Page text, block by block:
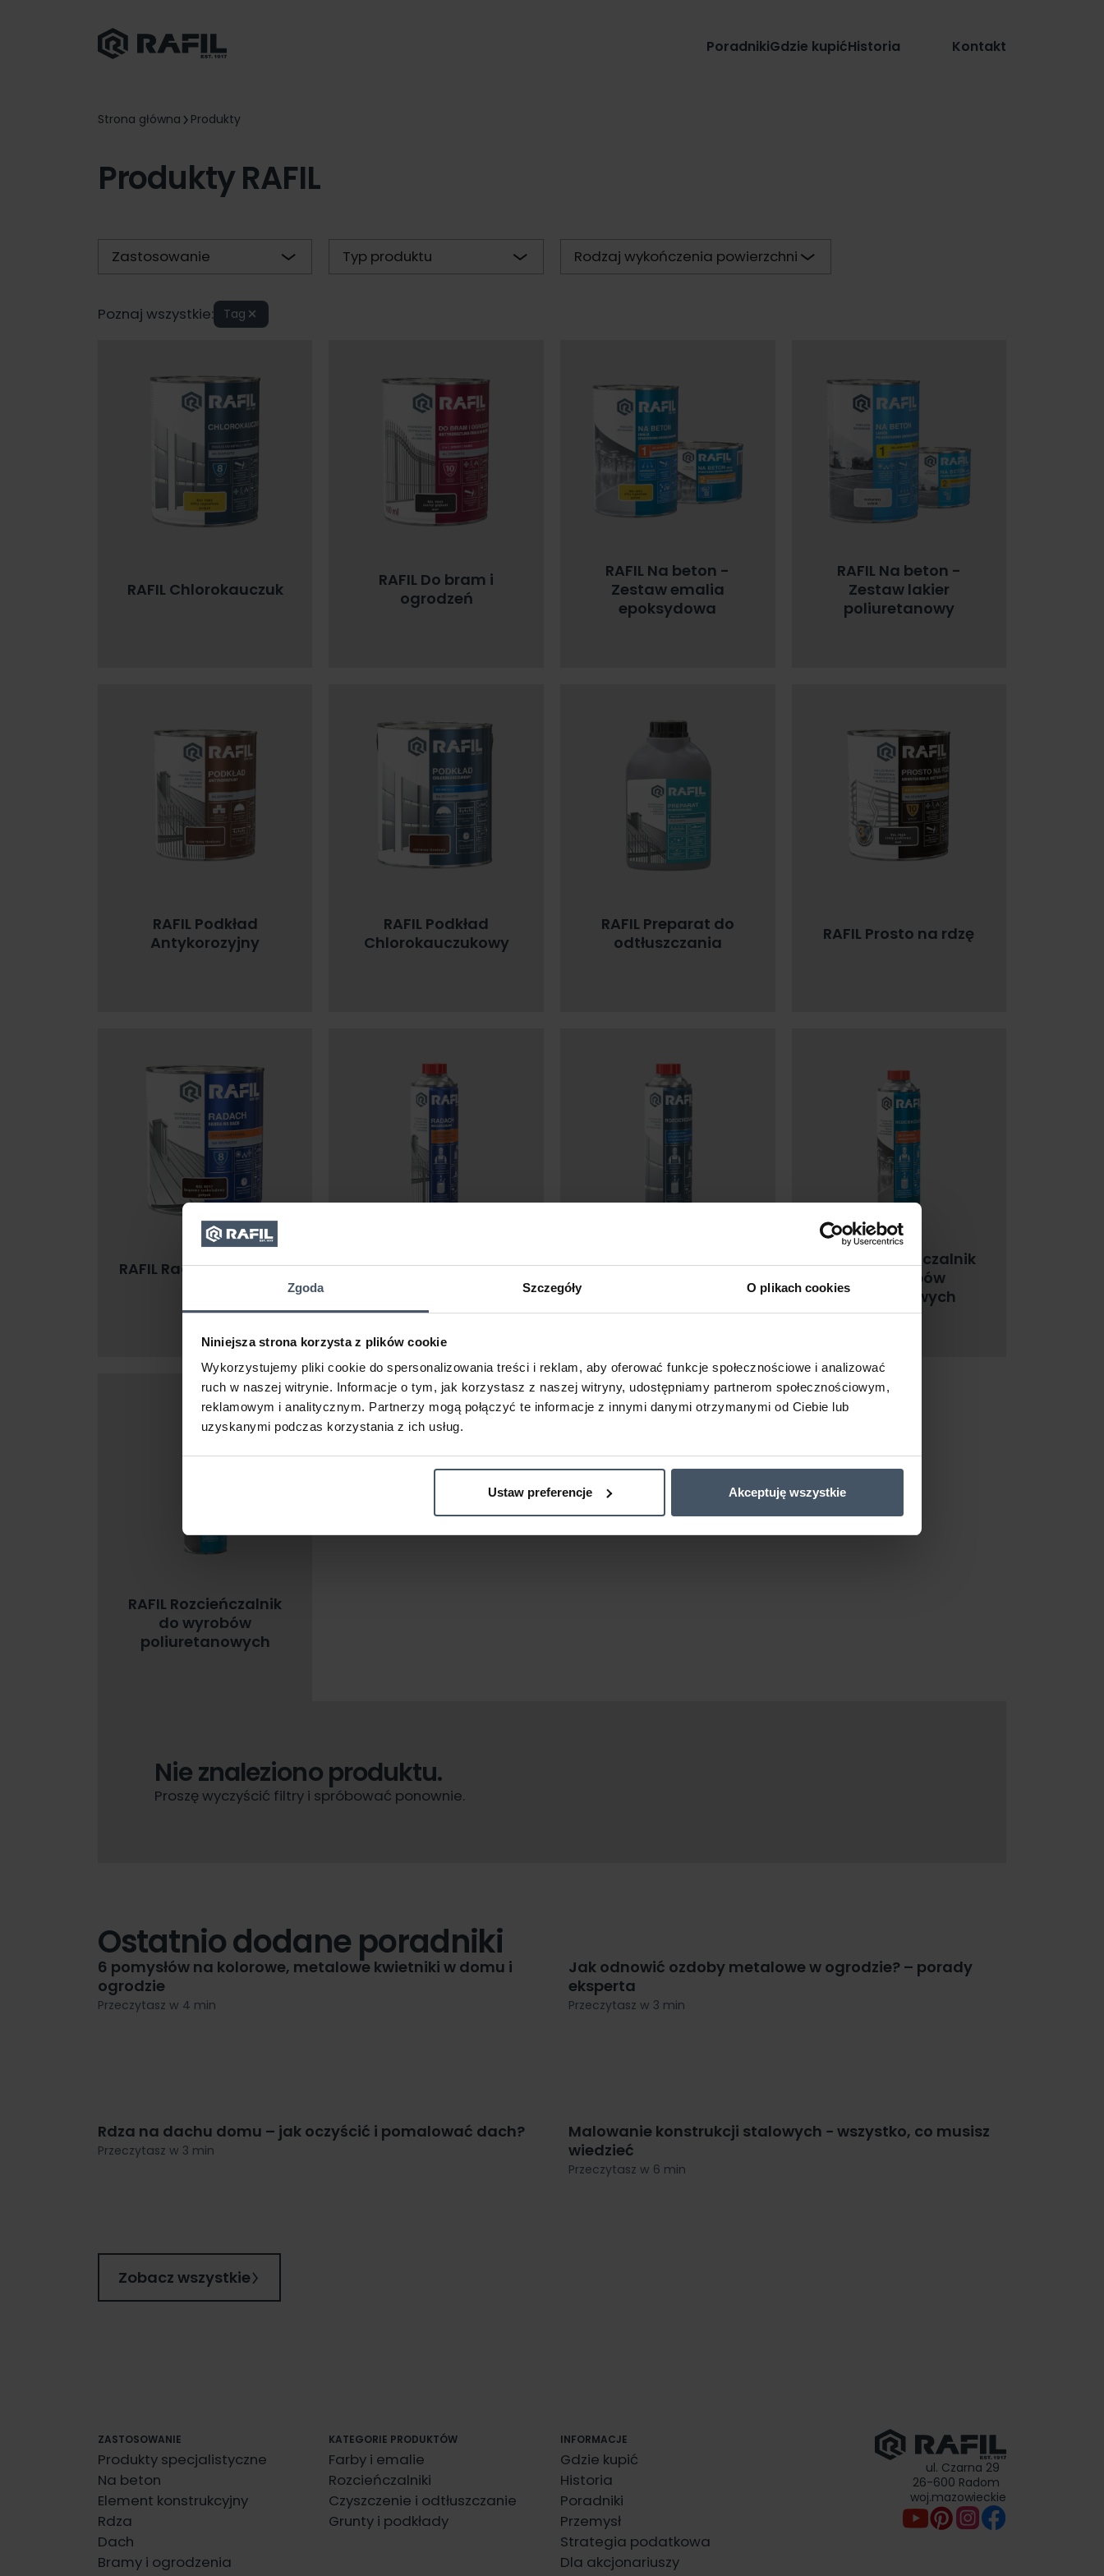
Zgoda Szczegóły O plikach cookies
Niniejsza strona korzysta z plików cookie
Wykorzystujemy pliki cookie do spersonalizowania treści i reklam, aby oferować funkcje społecznościowe i analizować
ruch w naszej witrynie. Informacje o tym, jak korzystasz z naszej witryny, udostępniamy partnerom społecznościowym,
reklamowym i analitycznym. Partnerzy mogą połączyć te informacje z innymi danymi otrzymanymi od Ciebie lub
uzyskanymi podczas korzystania z ich usług.
Ustaw preferencje Akceptuję wszystkie
PoradnikiGdzie kupićHistoria Kontakt
Strona główna Produkty
Produkty RAFIL
Zastosowanie Typ produktu Rodzaj wykończenia powierzchni
Poznaj wszystkie: Tag
RAFIL Chlorokauczuk
RAFIL Do bram i
ogrodzeń
RAFIL Na beton -
Zestaw emalia
epoksydowa
RAFIL Na beton -
Zestaw lakier
poliuretanowy
RAFIL Podkład
Antykorozyjny
RAFIL Podkład
Chlorokauczukowy
RAFIL Preparat do
odtłuszczania
RAFIL Prosto na rdzę
RAFIL Radach farba na
RAFIL Radach
do wyrobów
chlorokauczukowych i
RAFIL Rozcieńczalnik
do wyrobów
epoksydowych
RAFIL Rozcieńczalnik
do wyrobów
poliuretanowych
Nie znaleziono produktu.
Proszę wyczyścić filtry i spróbować ponownie.
Ostatnio dodane poradniki
6 pomysłów na kolorowe, metalowe kwietniki w domu i
ogrodzie
Przeczytasz w 4 min
Jak odnowić ozdoby metalowe w ogrodzie? – porady
eksperta
Przeczytasz w 3 min
Rdza na dachu domu – jak oczyścić i pomalować dach?
Przeczytasz w 3 min
Malowanie konstrukcji stalowych − wszystko, co musisz
wiedzieć
Przeczytasz w 6 min
Zobacz wszystkie
ZASTOSOWANIE
Produkty specjalistyczne
Na beton
Element konstrukcyjny
Rdza
Dach
Bramy i ogrodzenia
KATEGORIE PRODUKTÓW
Farby i emalie
Rozcieńczalniki
Czyszczenie i odtłuszczanie
Grunty i podkłady
INFORMACJE
Gdzie kupić
Historia
Poradniki
Przemysł
Strategia podatkowa
Dla akcjonariuszy
ul. Czarna 29
26-600 Radom
woj.mazowieckie